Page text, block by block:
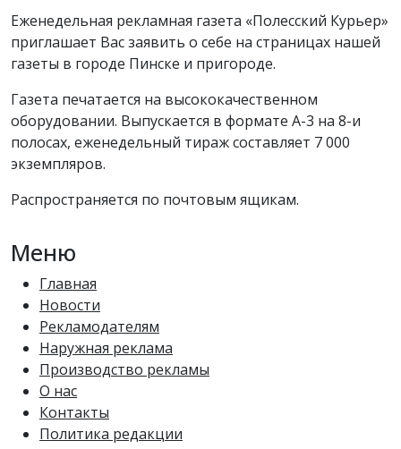
Еженедельная рекламная газета «Полесский Курьер»
приглашает Вас заявить о себе на страницах нашей
газеты в городе Пинске и пригороде.
Газета печатается на высококачественном
оборудовании. Выпускается в формате А-3 на 8-и
полосах, еженедельный тираж составляет 7 000
экземпляров.
Распространяется по почтовым ящикам.
Меню
Главная
Новости
Рекламодателям
Наружная реклама
Производство рекламы
О нас
Контакты
Политика редакции